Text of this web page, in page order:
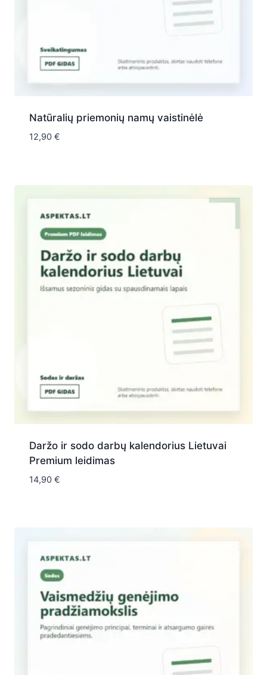
Natūralių priemonių namų vaistinėlė
12,90 €
Daržo ir sodo darbų kalendorius Lietuvai
Premium leidimas
14,90 €